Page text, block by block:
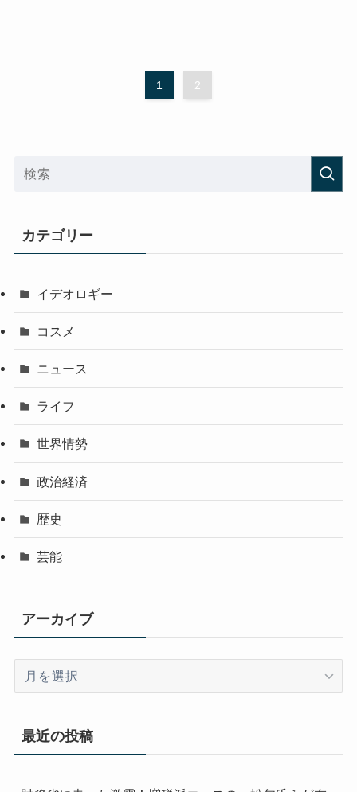
1 2
カテゴリー
イデオロギー
コスメ
ニュース
ライフ
世界情勢
政治経済
歴史
芸能
アーカイブ
イ
最近の投稿